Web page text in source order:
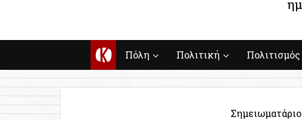
Κ Πόλη Πολιτική Πολιτισμός
Σημειωματάριο